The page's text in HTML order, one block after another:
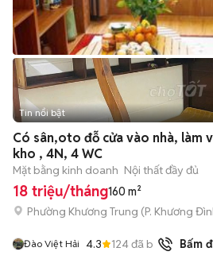
Tin nổi bật
Có sân,oto đỗ cửa vào nhà, làm
kho , 4N, 4 WC
Mặt bằng kinh doanh Nội thất đầy đủ
18 triệu/tháng160 m²
Phường Khương Trung (P. Khương
Đào Việt Hải 4.3 124đã bán Bấm